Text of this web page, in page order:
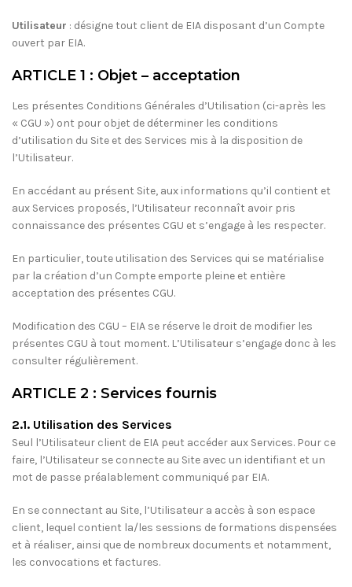
Utilisateur : désigne tout client de EIA disposant d’un Compte
ouvert par EIA.
ARTICLE 1 : Objet – acceptation
Les présentes Conditions Générales d’Utilisation (ci-après les
« CGU ») ont pour objet de déterminer les conditions
d’utilisation du Site et des Services mis à la disposition de
l’Utilisateur.
En accédant au présent Site, aux informations qu’il contient et
aux Services proposés, l’Utilisateur reconnaît avoir pris
connaissance des présentes CGU et s’engage à les respecter.
En particulier, toute utilisation des Services qui se matérialise
par la création d’un Compte emporte pleine et entière
acceptation des présentes CGU.
Modification des CGU – EIA se réserve le droit de modifier les
présentes CGU à tout moment. L’Utilisateur s’engage donc à les
consulter régulièrement.
ARTICLE 2 : Services fournis
2.1. Utilisation des Services
Seul l’Utilisateur client de EIA peut accéder aux Services. Pour ce
faire, l’Utilisateur se connecte au Site avec un identifiant et un
mot de passe préalablement communiqué par EIA.
En se connectant au Site, l’Utilisateur a accès à son espace
client, lequel contient la/les sessions de formations dispensées
et à réaliser, ainsi que de nombreux documents et notamment,
les convocations et factures.